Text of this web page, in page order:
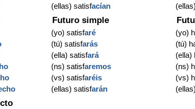
(ellas) satisfacían
Futuro simple
(yo) satisfaré
(tú) satisfarás
(ella) satisfará
(ns) satisfaremos
(vs) satisfaréis
(ellas) satisfarán
(yo)
(tú)
(ella)
(ns)
(vs)